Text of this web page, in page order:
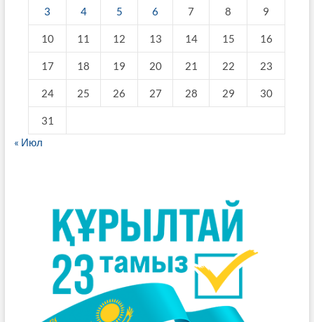
3 4 5 6 7 8 9
10 11 12 13 14 15 16
17 18 19 20 21 22 23
24 25 26 27 28 29 30
31
« Июл